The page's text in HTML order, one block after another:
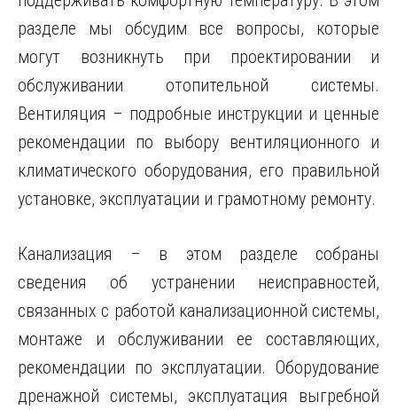
разделе мы обсудим все вопросы, которые
могут возникнуть при проектировании и
обслуживании отопительной системы.
Вентиляция – подробные инструкции и ценные
рекомендации по выбору вентиляционного и
климатического оборудования, его правильной
установке, эксплуатации и грамотному ремонту.
Канализация – в этом разделе собраны
сведения об устранении неисправностей,
связанных с работой канализационной системы,
монтаже и обслуживании ее составляющих,
рекомендации по эксплуатации. Оборудование
дренажной системы, эксплуатация выгребной